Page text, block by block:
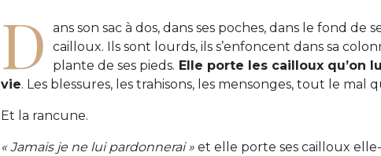
D
ans son sac à dos, dans ses poches, dans le fond de
cailloux. Ils sont lourds, ils s’enfoncent dans sa
plante de ses pieds. Elle porte les cailloux qu’on
vie. Les blessures, les trahisons, les mensonges, tout le mal
Et la rancune.
« Jamais je ne lui pardonnerai » et elle porte ses cailloux